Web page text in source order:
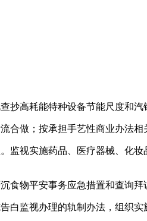
高耗能特种设备节能尺度和汽
做；按承担手艺性商业办法相
视实施药品、医疗器械、化妆
物平安事务应急措置和查询拜
监视办理的轨制办法，组织实